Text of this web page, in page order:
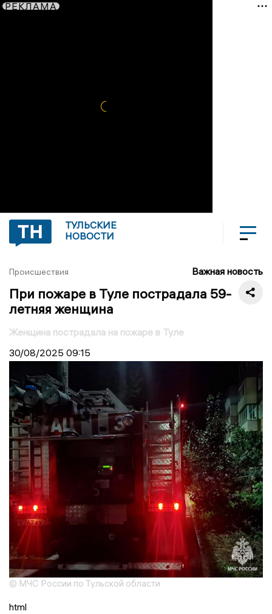
РЕКЛАМА
ТУЛЬСКИЕ
НОВОСТИ
Происшествия Важная новость
При пожаре в Туле пострадала 59-
летняя женщина
Женщина пострадала на пожаре в Туле
30/08/2025 09:15
© МЧС России по Тульской области
html